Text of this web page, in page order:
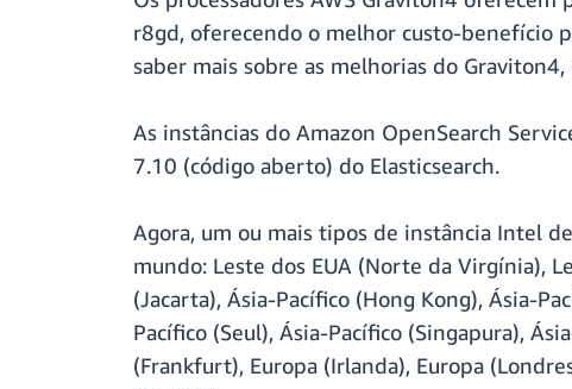
r8gd, oferecendo o melhor custo-benefício
saber mais sobre as melhorias do
As instâncias do Amazon OpenSearch
7.10 (código aberto) do Elasticsearch.
Agora, um ou mais tipos de instância Intel
mundo: Leste dos EUA (Norte da Virgínia),
(Jacarta), Ásia-Pacífico (Hong Kong), Ásia-
Pacífico (Seul), Ásia-Pacífico (Singapura),
(Frankfurt), Europa (Irlanda), Europa